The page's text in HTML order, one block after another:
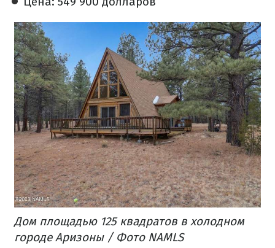
Дом площадью 125 квадратов в холодном
городе Аризоны / Фото NAMLS